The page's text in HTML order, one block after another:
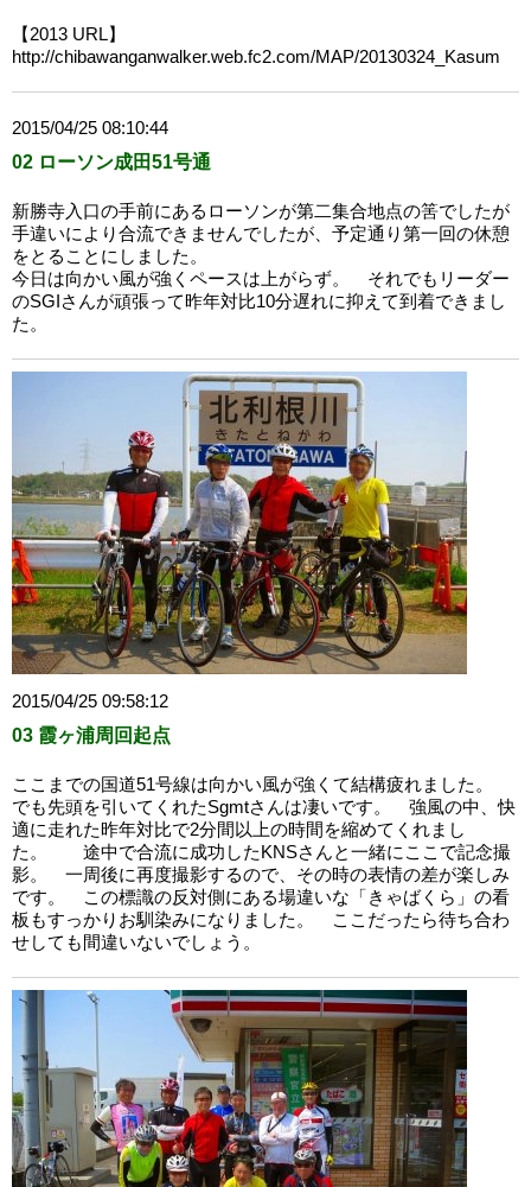
【2013 URL】
http://chibawanganwalker.web.fc2.com/MAP/20130324_Kasum
2015/04/25 08:10:44
02 ローソン成田51号通
新勝寺入口の手前にあるローソンが第二集合地点の筈でしたが
手違いにより合流できませんでしたが、予定通り第一回の休憩
をとることにしました。
今日は向かい風が強くペースは上がらず。 それでもリーダー
のSGIさんが頑張って昨年対比10分遅れに抑えて到着できまし
た。
2015/04/25 09:58:12
03 霞ヶ浦周回起点
ここまでの国道51号線は向かい風が強くて結構疲れました。
でも先頭を引いてくれたSgmtさんは凄いです。 強風の中、快
適に走れた昨年対比で2分間以上の時間を縮めてくれまし
た。 途中で合流に成功したKNSさんと一緒にここで記念撮
影。 一周後に再度撮影するので、その時の表情の差が楽しみ
です。 この標識の反対側にある場違いな「きゃばくら」の看
板もすっかりお馴染みになりました。 ここだったら待ち合わ
せしても間違いないでしょう。